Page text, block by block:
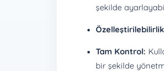
şekilde
Tam Kontrol:
bir şekilde